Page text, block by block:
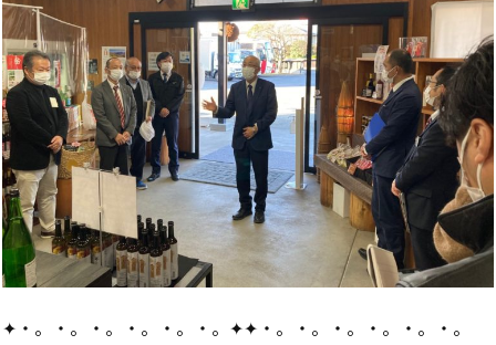
✦・。・。・。・。・。・。✦✦・。・。・。・。・。・。